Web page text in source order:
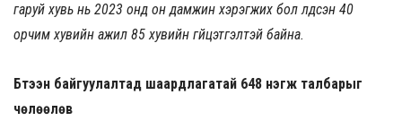
гаруй хувь нь 2023 онд он дамжин хэрэгжих бол үлдсэн 40
орчим хувийн ажил 85 хувийн гүйцэтгэлтэй байна.
Бүтээн байгуулалтад шаардлагатай 648 нэгж талбарыг
чөлөөлөв